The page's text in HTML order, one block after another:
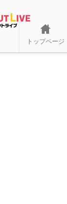
トップページ